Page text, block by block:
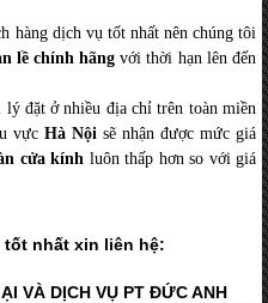
hàng dịch vụ tốt nhất nên chúng tôi
lề chính hãng với thời hạn lên đến
lý đặt ở nhiều địa chỉ trên toàn miền
vực Hà Nội sẽ nhận được mức giá
cửa kính luôn thấp hơn so với giá
nhất xin liên hệ:
VÀ DỊCH VỤ PT ĐỨC ANH